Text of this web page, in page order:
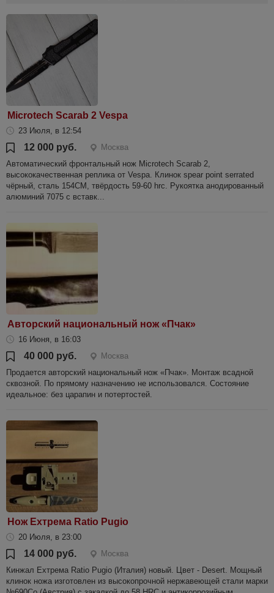
Microtech Scarab 2 Vespa
23 Июля, в 12:54
12 000 руб.
Москва
Автоматический фронтальный нож Microtech Scarab 2,
высококачественная реплика от Vespa. Клинок spear point serrated
чёрный, сталь 154CM, твёрдость 59-60 hrc. Рукоятка анодированный
алюминий 7075 с вставк...
Авторский национальный нож «Пчак»
16 Июня, в 16:03
40 000 руб.
Москва
Продается авторский национальный нож «Пчак». Монтаж всадной
сквозной. По прямому назначению не использовался. Состояние
идеальное: без царапин и потертостей.
Нож Ехтрема Ratio Pugio
20 Июля, в 23:00
14 000 руб.
Москва
Кинжал Ехтрема Ratio Pugio (Италия) новый. Цвет - Desert. Мощный
клинок ножа изготовлен из высокопрочной нержавеющей стали марки